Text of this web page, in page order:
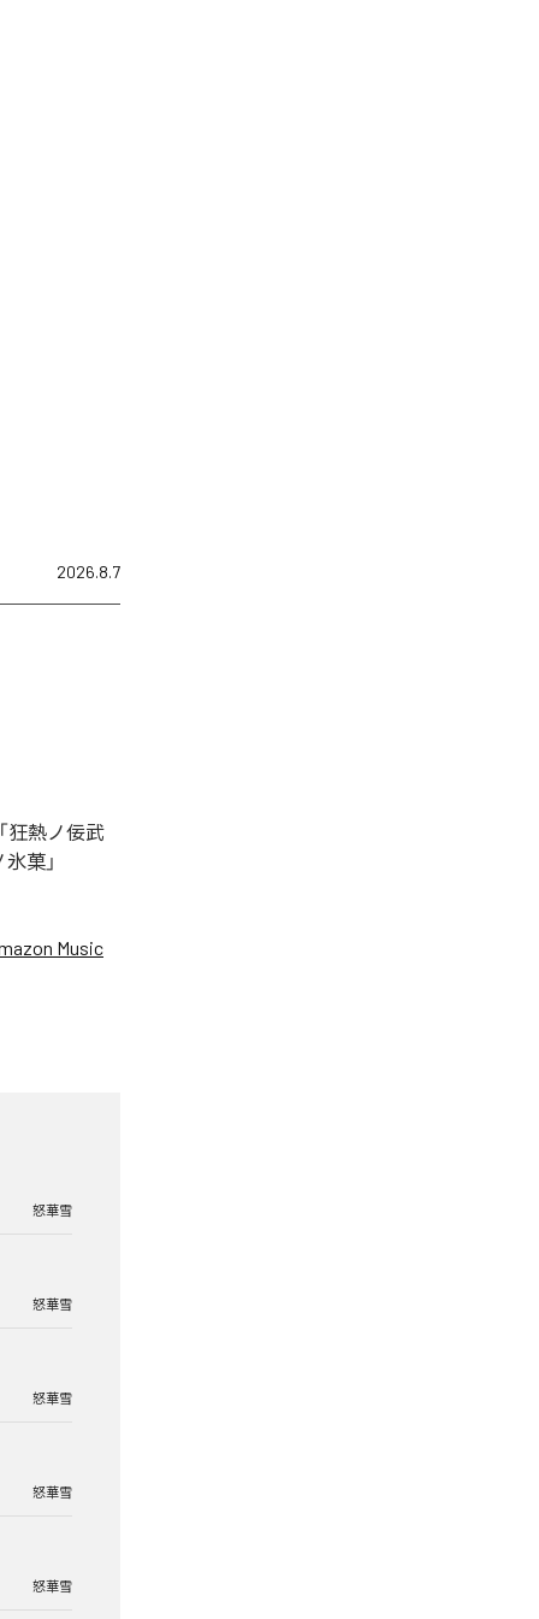
2026.8.7
狂熱ノ佞武
菓」
Music
怒華雪
怒華雪
怒華雪
怒華雪
怒華雪